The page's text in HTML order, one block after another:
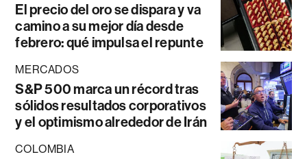
El precio del oro se dispara y va
camino a su mejor día desde
febrero: qué impulsa el repunte
MERCADOS
S&P 500 marca un récord tras
sólidos resultados corporativos
y el optimismo alrededor de Irán
COLOMBIA